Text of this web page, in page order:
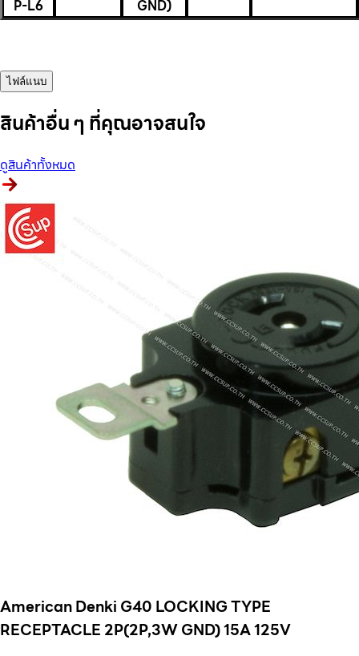
P-L6 GND)
ไฟล์แนบ
สินค้าอื่น ๆ ที่คุณอาจสนใจ
ดูสินค้าทั้งหมด
American Denki G40 LOCKING TYPE
RECEPTACLE 2P(2P,3W GND) 15A 125V